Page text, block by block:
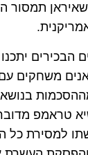
תמסור
הבכירים
משחקים
בנושא
טראמפ
למסירת כל